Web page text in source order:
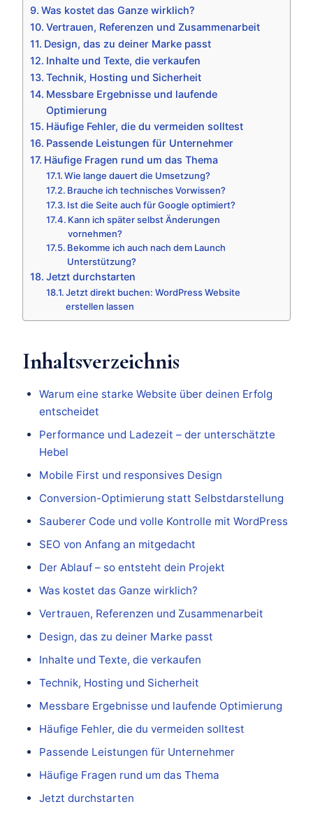
Was kostet das Ganze wirklich?
Vertrauen, Referenzen und Zusammenarbeit
Design, das zu deiner Marke passt
Inhalte und Texte, die verkaufen
Technik, Hosting und Sicherheit
Messbare Ergebnisse und laufende
Optimierung
Häufige Fehler, die du vermeiden solltest
Passende Leistungen für Unternehmer
Häufige Fragen rund um das Thema
Wie lange dauert die Umsetzung?
Brauche ich technisches Vorwissen?
Ist die Seite auch für Google optimiert?
Kann ich später selbst Änderungen
vornehmen?
Bekomme ich auch nach dem Launch
Unterstützung?
Jetzt durchstarten
Jetzt direkt buchen: WordPress Website
erstellen lassen
Inhaltsverzeichnis
Warum eine starke Website über deinen Erfolg
entscheidet
Performance und Ladezeit – der unterschätzte
Hebel
Mobile First und responsives Design
Conversion-Optimierung statt Selbstdarstellung
Sauberer Code und volle Kontrolle mit WordPress
SEO von Anfang an mitgedacht
Der Ablauf – so entsteht dein Projekt
Was kostet das Ganze wirklich?
Vertrauen, Referenzen und Zusammenarbeit
Design, das zu deiner Marke passt
Inhalte und Texte, die verkaufen
Technik, Hosting und Sicherheit
Messbare Ergebnisse und laufende Optimierung
Häufige Fehler, die du vermeiden solltest
Passende Leistungen für Unternehmer
Häufige Fragen rund um das Thema
Jetzt durchstarten